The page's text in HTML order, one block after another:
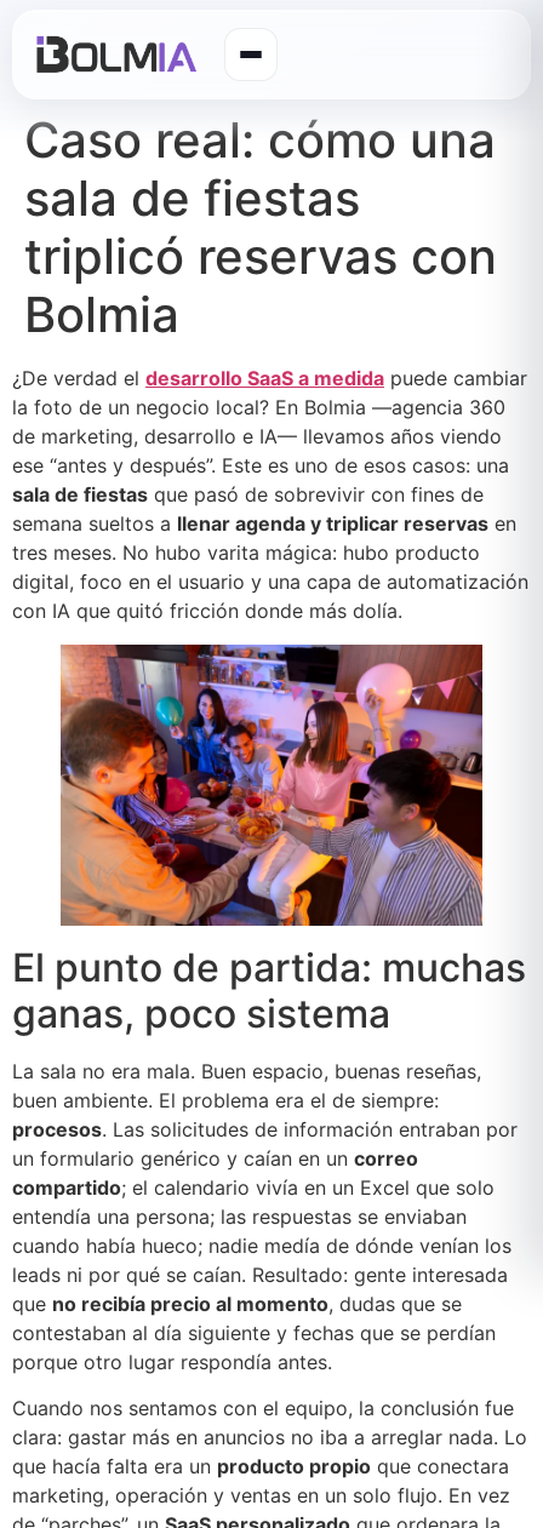
Caso real: cómo una
sala de fiestas
triplicó reservas con
Bolmia
¿De verdad el desarrollo SaaS a medida puede cambiar
la foto de un negocio local? En Bolmia —agencia 360
de marketing, desarrollo e IA— llevamos años viendo
ese “antes y después”. Este es uno de esos casos: una
sala de fiestas que pasó de sobrevivir con fines de
semana sueltos a llenar agenda y triplicar reservas en
tres meses. No hubo varita mágica: hubo producto
digital, foco en el usuario y una capa de automatización
con IA que quitó fricción donde más dolía.
El punto de partida: muchas
ganas, poco sistema
La sala no era mala. Buen espacio, buenas reseñas,
buen ambiente. El problema era el de siempre:
procesos. Las solicitudes de información entraban por
un formulario genérico y caían en un correo
compartido; el calendario vivía en un Excel que solo
entendía una persona; las respuestas se enviaban
cuando había hueco; nadie medía de dónde venían los
leads ni por qué se caían. Resultado: gente interesada
que no recibía precio al momento, dudas que se
contestaban al día siguiente y fechas que se perdían
porque otro lugar respondía antes.
Cuando nos sentamos con el equipo, la conclusión fue
clara: gastar más en anuncios no iba a arreglar nada. Lo
que hacía falta era un producto propio que conectara
marketing, operación y ventas en un solo flujo. En vez